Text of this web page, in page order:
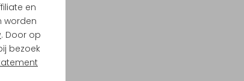
en
worden
. Door op
bezoek